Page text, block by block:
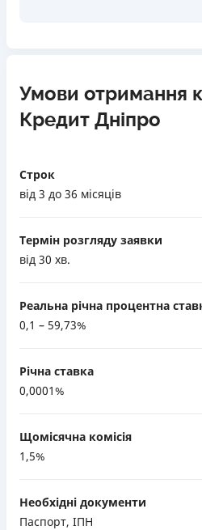
Умови отримання
Кредит Дніпро
Строк
від 3 до 36 місяців
Термін розгляду заявки
від 30 хв.
Реальна річна процентна
0,1 – 59,73%
Річна ставка
0,0001%
Щомісячна комісія
1,5%
Необхідні документи
Паспорт, ІПН